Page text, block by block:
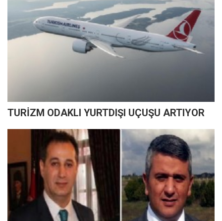
TURİZM ODAKLI YURTDIŞI UÇUŞU ARTIYOR